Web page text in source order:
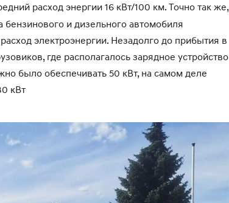
расход энергии 16 кВт/100 км. Точно так же,
и дизельного автомобиля
электроэнергии. Незадолго до прибытия в
где располагалось зарядное устройство
было обеспечивать 50 кВт, на самом деле
кВт